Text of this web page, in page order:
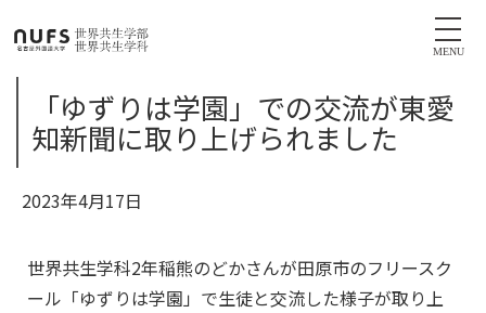
MENU
「ゆずりは学園」での交流が東愛
知新聞に取り上げられました
2023年4月17日
世界共生学科2年稲熊のどかさんが田原市のフリースク
ール「ゆずりは学園」で生徒と交流した様子が取り上